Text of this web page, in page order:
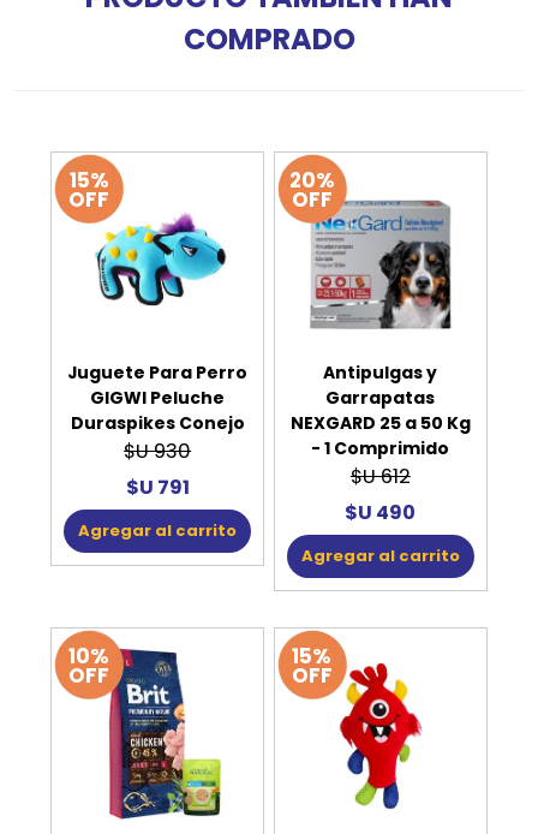
COMPRADO
15%
OFF
Juguete Para Perro
GIGWI Peluche
Duraspikes Conejo
$U 930
$U 791
Agregar al carrito
20%
OFF
Antipulgas y
Garrapatas
NEXGARD 25 a 50 Kg
- 1 Comprimido
$U 612
$U 490
Agregar al carrito
10%
OFF
15%
OFF